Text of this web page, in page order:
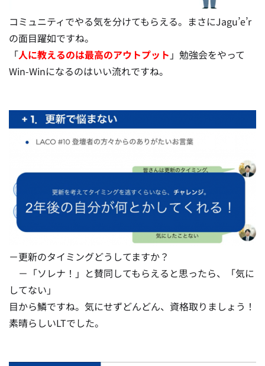
コミュニティでやる気を分けてもらえる。まさにJagu’e’r
の面目躍如ですね。
「人に教えるのは最高のアウトプット 」勉強会をやって
Win-Winになるのはいい流れですね。
－更新のタイミングどうしてますか？
－「ソレナ！」と賛同してもらえると思ったら、「気に
してない」
目から鱗ですね。気にせずどんどん、資格取りましょう！
素晴らしいLTでした。